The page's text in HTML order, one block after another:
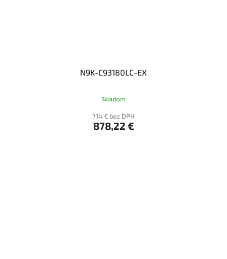
N9K-C93180LC-EX
Skladom
714 € bez DPH
878,22 €